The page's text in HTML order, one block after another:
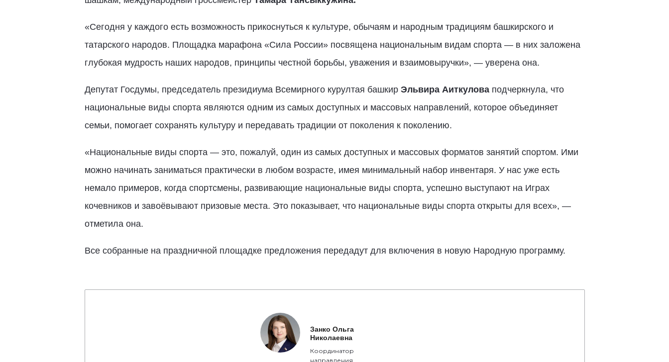
«Сегодня у каждого есть возможность прикоснуться к культуре, обычаям и народным традициям башкирского и
татарского народов. Площадка марафона «Сила России» посвящена национальным видам спорта — в них заложена
глубокая мудрость наших народов, принципы честной борьбы, уважения и взаимовыручки», — уверена она.
Депутат Госдумы, председатель президиума Всемирного курултая башкир Эльвира Аиткуловаподчеркнула, что
национальные виды спорта являются одним из самых доступных и массовых направлений, которое объединяет
семьи, помогает сохранять культуру и передавать традиции от поколения к поколению.
«Национальные виды спорта — это, пожалуй, один из самых доступных и массовых форматов занятий спортом. Ими
можно начинать заниматься практически в любом возрасте, имея минимальный набор инвентаря. У нас уже есть
немало примеров, когда спортсмены, развивающие национальные виды спорта, успешно выступают на Играх
кочевников и завоёвывают призовые места. Это показывает, что национальные виды спорта открыты для всех», —
отметила она.
Все собранные на праздничной площадке предложения передадут для включения в новую Народную программу.
Занко Ольга
Николаевна
Координатор
направления